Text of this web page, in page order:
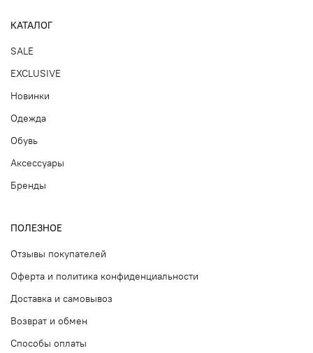
КАТАЛОГ
SALE
EXCLUSIVE
Новинки
Одежда
Обувь
Аксессуары
Бренды
ПОЛЕЗНОЕ
Отзывы покупателей
Оферта и политика конфиденциальности
Доставка и самовывоз
Возврат и обмен
Способы оплаты